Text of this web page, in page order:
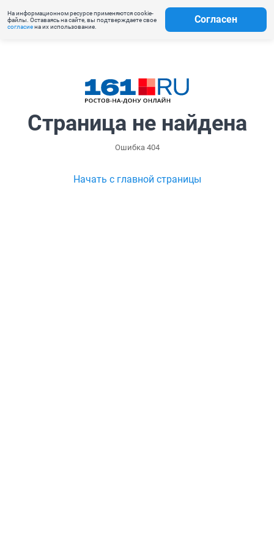
На информационном ресурсе применяются cookie-
файлы. Оставаясь на сайте, вы подтверждаете свое
согласиена их использование.
Согласен
Страница не найдена
Ошибка 404
Начать с главной страницы